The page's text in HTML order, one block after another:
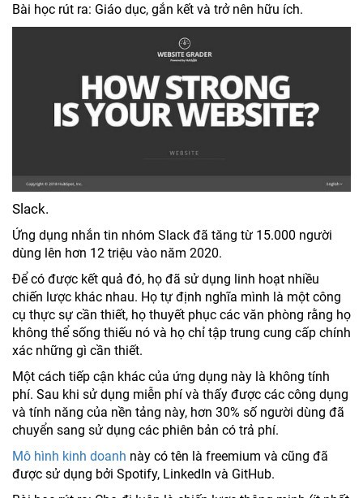
Bài học rút ra: Giáo dục, gắn kết và trở nên hữu ích.
Slack.
Ứng dụng nhắn tin nhóm Slack đã tăng từ 15.000 người
dùng lên hơn 12 triệu vào năm 2020.
Để có được kết quả đó, họ đã sử dụng linh hoạt nhiều
chiến lược khác nhau. Họ tự định nghĩa mình là một công
cụ thực sự cần thiết, họ thuyết phục các văn phòng rằng họ
không thể sống thiếu nó và họ chỉ tập trung cung cấp chính
xác những gì cần thiết.
Một cách tiếp cận khác của ứng dụng này là không tính
phí. Sau khi sử dụng miễn phí và thấy được các công dụng
và tính năng của nền tảng này, hơn 30% số người dùng đã
chuyển sang sử dụng các phiên bản có trả phí.
Mô hình kinh doanh này có tên là freemium và cũng đã
được sử dụng bởi Spotify, LinkedIn và GitHub.